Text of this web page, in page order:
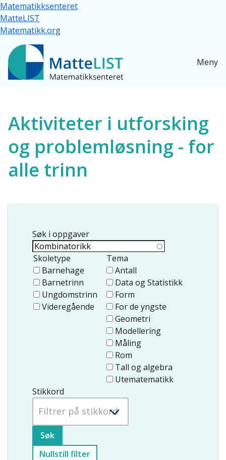
Hopp til hovedinnhold
Matematikksenteret
MatteLIST
Matematikk.org
Meny
Ressurser for alle
Aktiviteter i utforsking
og problemløsning - for
alle trinn
Søk i oppgaver
Skoletype
Barnehage
Barnetrinn
Ungdomstrinn
Videregående
Tema
Antall
Data og Statistikk
Form
For de yngste
Geometri
Modellering
Måling
Rom
Tall og algebra
Utematematikk
Stikkord
Nullstill filter